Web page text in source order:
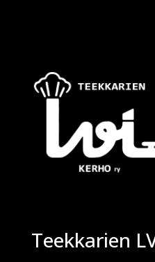
Teekkarien